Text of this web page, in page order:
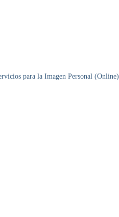
para la Imagen Personal (Online)